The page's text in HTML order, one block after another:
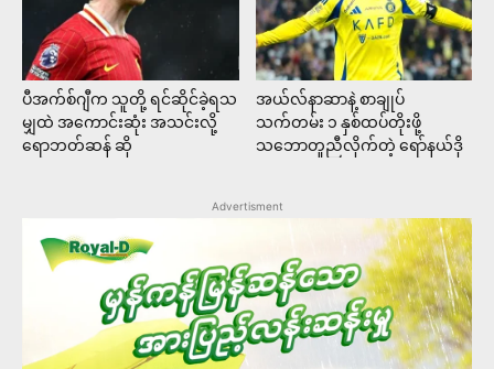
ပီအက်စ်ဂျီက သူတို့ ရင်ဆိုင်ခဲ့ရသ
မျှထဲ အကောင်းဆုံး အသင်းလို့
ရောဘတ်ဆန် ဆို
အယ်လ်နာဆာနဲ့ စာချုပ်
သက်တမ်း ၁ နှစ်ထပ်တိုးဖို့
သဘောတူညီလိုက်တဲ့ ရော်နယ်ဒို
Advertisment